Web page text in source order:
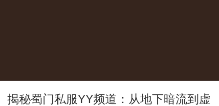
揭秘蜀门私服YY频道：从地下暗流到虚